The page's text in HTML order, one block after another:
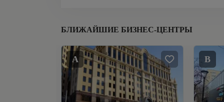
БЛИЖАЙШИЕ БИЗНЕС-ЦЕНТРЫ
A B